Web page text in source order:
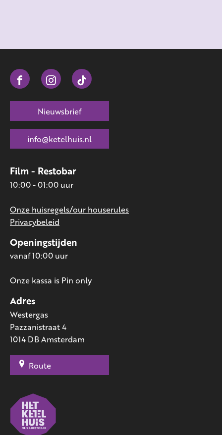
Adres
Westergas
Pazzanistraat 4
1014 DB Amsterdam
Route
Openingstijden
vanaf 10:00 uur
Onze kassa is Pin only
Film - Restobar
10:00 - 01:00 uur
Onze huisregels/our houserules
Privacybeleid
Nieuwsbrief
info@ketelhuis.nl